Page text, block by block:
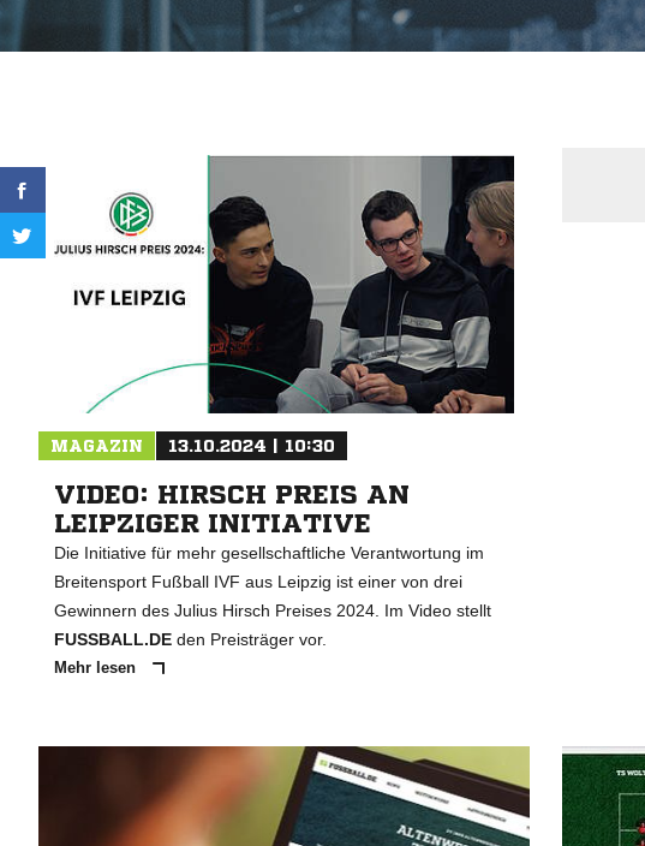
MAGAZIN 13.10.2024 | 10:30
VIDEO: HIRSCH PREIS AN
LEIPZIGER INITIATIVE
Die Initiative für mehr gesellschaftliche Verantwortung im
Breitensport Fußball IVF aus Leipzig ist einer von drei
Gewinnern des Julius Hirsch Preises 2024. Im Video stellt
FUSSBALL.DE den Preisträger vor.
Mehr lesen